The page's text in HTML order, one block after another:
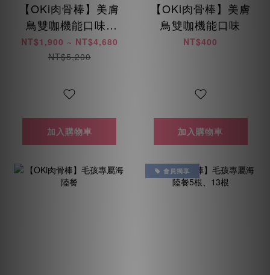
【OKi肉骨棒】美膚
鳥雙咖機能口味5
根、13根
NT$1,900 ~ NT$4,680
NT$5,200
加入購物車
【OKi肉骨棒】美膚
鳥雙咖機能口味
NT$400
加入購物車
會員獨享